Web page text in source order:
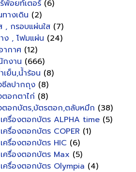
ร์พ้อยท์เตอร์ (6)
ทางเดิน (2)
, กรอบแผ่นใส (7)
ง , โฟมแผ่น (24)
ากาศ (12)
กงาน (666)
เย็น,น้ำร้อน (8)
ซีลปากถุง (8)
ตอกตาไก่ (8)
ตอกบัตร,บัตรตอก,ตลับหมึก (38)
เครื่องตอกบัตร ALPHA time (5)
เครื่องตอกบัตร COPER (1)
เครื่องตอกบัตร HIC (6)
เครื่องตอกบัตร Max (5)
เครื่องตอกบัตร Olympia (4)